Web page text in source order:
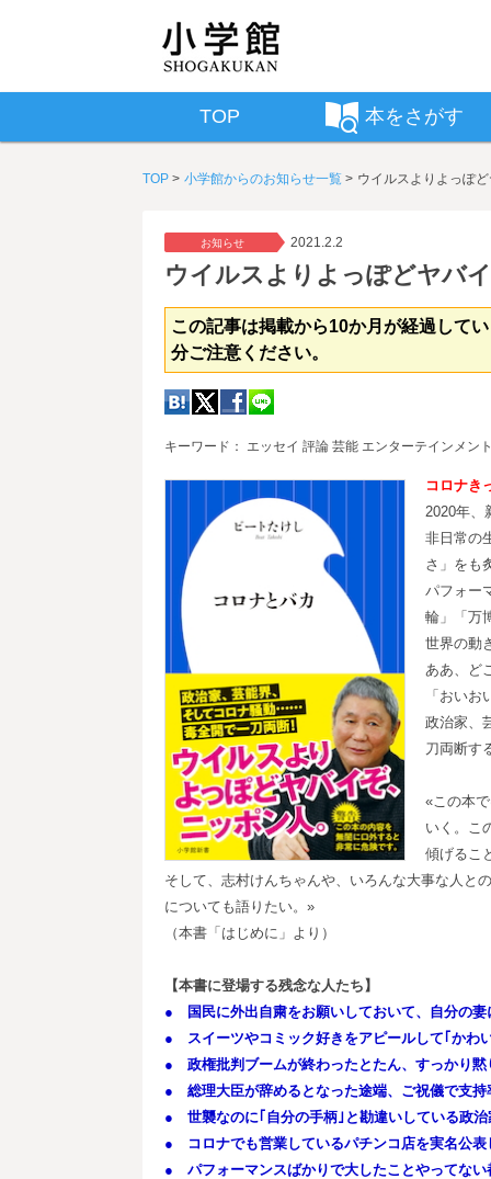
TOP 本をさがす
TOP 小学館からのお知らせ一覧 ウイルスよりよっぽ
お知らせ 2021.2.2
ウイルスよりよっぽどヤバ
この記事は掲載から10か月が経過して
分ご注意ください。
キーワード： エッセイ 評論 芸能 エンターテインメン
コロナき
2020年、
非日常の
さ」を
パフォー
輪」「万
世界の動
ああ、ど
「おい
政治家、
刀両断す
«この本
いく。こ
傾げるこ
そして、志村けんちゃんや、いろんな大事な人と
についても語りたい。»
（本書「はじめに」より）
【本書に登場する残念な人たち】
● 国民に外出自粛をお願いしておいて、自分の妻
● スイーツやコミック好きをアピールして｢かわ
● 政権批判ブームが終わったとたん、すっかり黙
● 総理大臣が辞めるとなった途端、ご祝儀で支持
● 世襲なのに｢自分の手柄｣と勘違いしている政治
● コロナでも営業しているパチンコ店を実名公表
● パフォーマンスばかりで大したことやってない